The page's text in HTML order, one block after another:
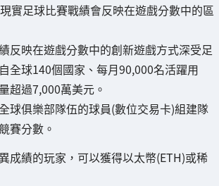
實足球比賽戰績會反映在遊戲分數中的區
反映在遊戲分數中的創新遊戲方式深受足
全球140個國家、每月90,000名活躍用
超過7,000萬美元。
球俱樂部隊伍的球員(數位交易卡)組建隊
賽分數。
成績的玩家，可以獲得以太幣(ETH)或稀